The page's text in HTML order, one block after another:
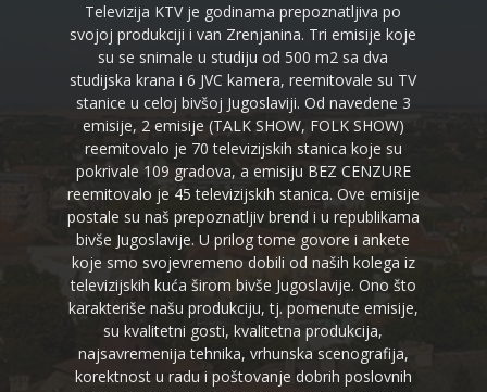
Televizija KTV je godinama prepoznatljiva po
svojoj produkciji i van Zrenjanina. Tri emisije koje
su se snimale u studiju od 500 m2 sa dva
studijska krana i 6 JVC kamera, reemitovale su TV
stanice u celoj bivšoj Jugoslaviji. Od navedene 3
emisije, 2 emisije (TALK SHOW, FOLK SHOW)
reemitovalo je 70 televizijskih stanica koje su
pokrivale 109 gradova, a emisiju BEZ CENZURE
reemitovalo je 45 televizijskih stanica. Ove emisije
postale su naš prepoznatljiv brend i u republikama
bivše Jugoslavije. U prilog tome govore i ankete
koje smo svojevremeno dobili od naših kolega iz
televizijskih kuća širom bivše Jugoslavije. Ono što
karakteriše našu produkciju, tj. pomenute emisije,
su kvalitetni gosti, kvalitetna produkcija,
najsavremenija tehnika, vrhunska scenografija,
korektnost u radu i poštovanje dobrih poslovnih